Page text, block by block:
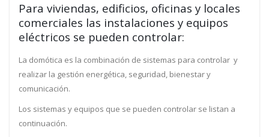
Para viviendas, edificios, oficinas y locales
comerciales las instalaciones y equipos
eléctricos se pueden controlar:
La domótica es la combinación de sistemas para controlar y
realizar la gestión energética, seguridad, bienestar y
comunicación.
Los sistemas y equipos que se pueden controlar se listan a
continuación.